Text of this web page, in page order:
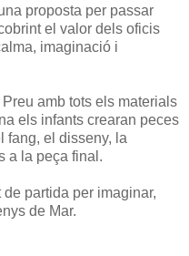
proposta per passar
el valor dels oficis
imaginació i
amb tots els materials
els infants crearan peces
fang, el disseny, la
a la peça final.
partida per imaginar,
de Mar.